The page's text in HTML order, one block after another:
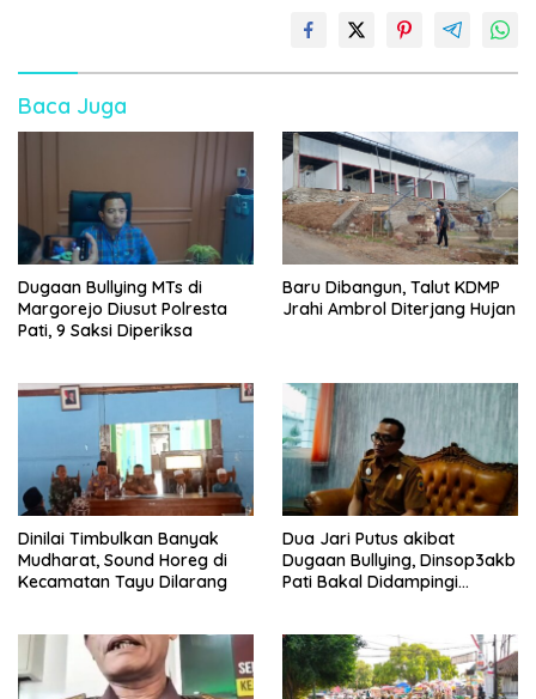
Baca Juga
Dugaan Bullying MTs di
Margorejo Diusut Polresta
Pati, 9 Saksi Diperiksa
Baru Dibangun, Talut KDMP
Jrahi Ambrol Diterjang Hujan
Dinilai Timbulkan Banyak
Mudharat, Sound Horeg di
Kecamatan Tayu Dilarang
Dua Jari Putus akibat
Dugaan Bullying, Dinsop3akb
Pati Bakal Didampingi